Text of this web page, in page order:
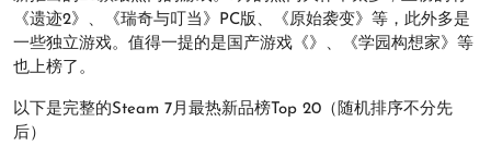
《遗迹2》、《瑞奇与叮当》PC版、《原始袭变》等，此外多是
一些独立游戏。值得一提的是国产游戏《》、《学园构想家》等
也上榜了。
以下是完整的Steam 7月最热新品榜Top 20（随机排序不分先
后）